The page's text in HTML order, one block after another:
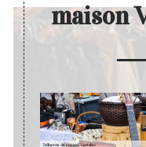
maison